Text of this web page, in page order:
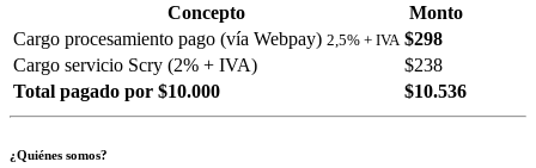
Concepto
Monto
Cargo procesamiento pago (vía Webpay) 2,5% + IVA $298
Cargo servicio Scry (2% + IVA)
$238
Total pagado por $10.000
$10.536
¿Quiénes somos?